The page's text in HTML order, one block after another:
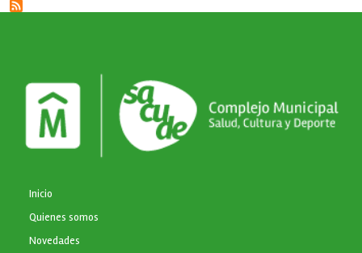
NAVEGACIÓN PRINCIPAL
Inicio
Quienes somos
Novedades